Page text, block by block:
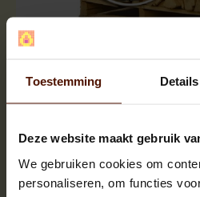
Toestemming Details
Deze website maakt gebruik
We gebruiken cookies om
personaliseren, om functies